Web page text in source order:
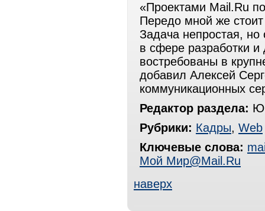
«Проектами Mail.Ru
Передо мной же
Задача непростая,
в сфере разработки и
востребованы в
добавил Алексей
коммуникационных
Редактор раздела:
Рубрики: Кадры, Web
Ключевые слова:
Мой Мир@Mail.Ru
наверх